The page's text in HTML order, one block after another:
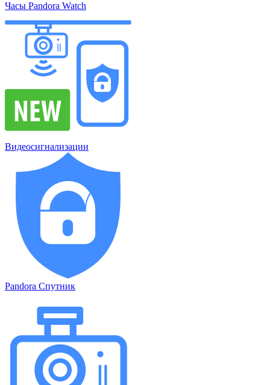
Часы Pandora Watch
Видеосигнализации
Pandora Спутник